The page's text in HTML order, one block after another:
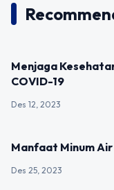
Menjaga
COVID-19
Des 12, 2023
Manfaat Minum
Des 25, 2023